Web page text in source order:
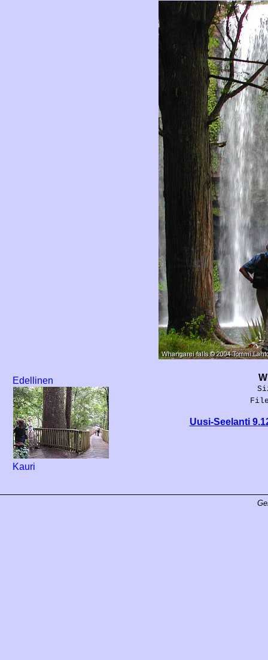
Edellinen
Kauri
Uusi-Seelanti